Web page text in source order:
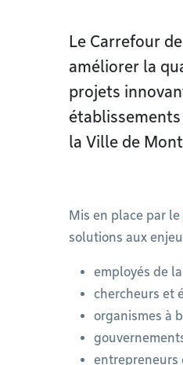
Le Carrefour
améliorer la
projets
la Ville de
Mis en place par le
solutions aux
employés de
chercheurs et
organismes à
entrepreneurs